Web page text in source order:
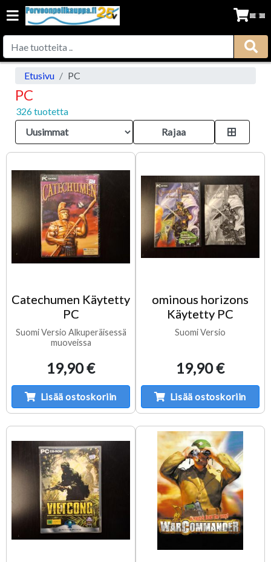
Etusivu PC
PC
326 tuotetta
Rajaa
Catechumen Käytetty
PC
Suomi Versio Alkuperäisessä
muoveissa
19,90 €
Lisää ostoskoriin
ominous horizons
Käytetty PC
Suomi Versio
19,90 €
Lisää ostoskoriin